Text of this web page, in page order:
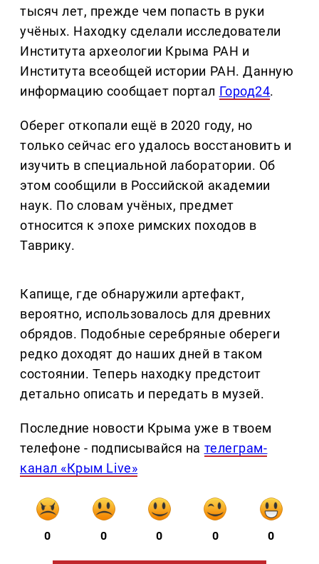
тысяч лет, прежде чем попасть в руки
учёных. Находку сделали исследователи
Института археологии Крыма РАН и
Института всеобщей истории РАН. Данную
информацию сообщает портал Город24.
Оберег откопали ещё в 2020 году, но
только сейчас его удалось восстановить и
изучить в специальной лаборатории. Об
этом сообщили в Российской академии
наук. По словам учёных, предмет
относится к эпохе римских походов в
Таврику.
Капище, где обнаружили артефакт,
вероятно, использовалось для древних
обрядов. Подобные серебряные обереги
редко доходят до наших дней в таком
состоянии. Теперь находку предстоит
детально описать и передать в музей.
Последние новости Крыма уже в твоем
телефоне - подписывайся на телеграм-
канал «Крым Live»
0 0 0 0 0